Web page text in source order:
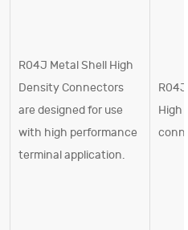
R04J Metal Shell High
Density Connectors
are designed for use
with high performance
terminal application.
High